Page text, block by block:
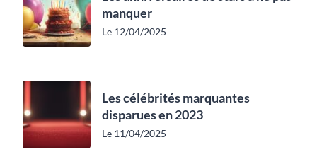
manquer
Le 12/04/2025
Les célébrités marquantes
disparues en 2023
Le 11/04/2025